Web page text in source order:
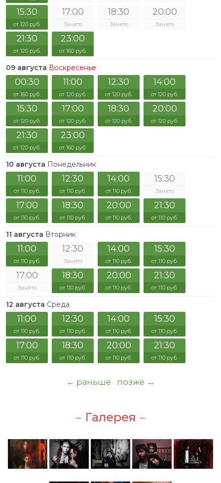
15:30
от 120 руб.
17:00
Занято
18:30
Занято
20:00
Занято
21:30
от 120 руб.
23:00
от 160 руб.
09 августа Воскресенье
00:30
от 160 руб.
11:00
от 120 руб.
12:30
от 120 руб.
14:00
от 120 руб.
15:30
от 120 руб.
17:00
от 120 руб.
18:30
от 120 руб.
20:00
от 120 руб.
21:30
от 120 руб.
23:00
от 160 руб.
10 августа Понедельник
11:00
от 110 руб.
12:30
от 110 руб.
14:00
от 110 руб.
15:30
Занято
17:00
от 110 руб.
18:30
от 110 руб.
20:00
от 110 руб.
21:30
от 110 руб.
11 августа Вторник
11:00
от 110 руб.
12:30
Занято
14:00
от 110 руб.
15:30
от 110 руб.
17:00
Занято
18:30
от 110 руб.
20:00
от 110 руб.
21:30
от 110 руб.
12 августа Среда
11:00
от 110 руб.
12:30
от 110 руб.
14:00
от 110 руб.
15:30
от 110 руб.
17:00
от 110 руб.
18:30
от 110 руб.
20:00
от 110 руб.
21:30
от 110 руб.
← раньше позже →
Галерея